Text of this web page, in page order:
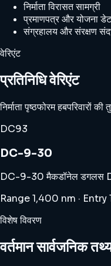
निर्माता विरासत सामग्री
प्रमाणपत्र और योजना
संग्रहालय और संरक्षण
वेरिएंट
प्रतिनिधि वेरिएंट
निर्माता पृष्ठफोरम हबपरिवारों की
DC93
DC-9-30
DC-9-30 मैकडॉनेल डगलस DC-9
Range 1,400 nm · Entry
विशेष विवरण
वर्तमान सार्वजनिक